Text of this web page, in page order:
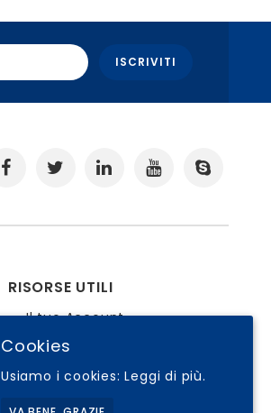
RISORSE UTILI
Il tuo Account
Condizioni di Vendita
Cookie Policy
Cookies
Usiamo i cookies:Leggi di più.